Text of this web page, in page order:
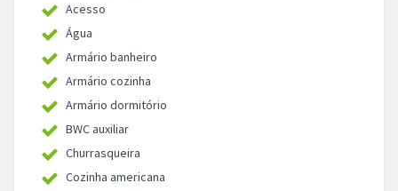
Acesso
Água
Armário banheiro
Armário cozinha
Armário dormitório
BWC auxiliar
Churrasqueira
Cozinha americana